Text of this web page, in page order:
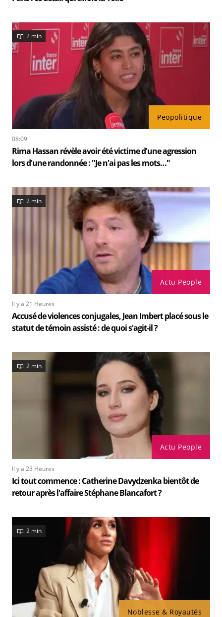
Peopolitique
2 min
08:09
Rima Hassan révèle avoir été victime d'une agression
lors d'une randonnée : "Je n'ai pas les mots…"
Actu People
2 min
Il y a 21 Heures
Accusé de violences conjugales, Jean Imbert placé sous le
statut de témoin assisté : de quoi s'agit-il ?
Actu People
2 min
Il y a 23 Heures
Ici tout commence : Catherine Davydzenka bientôt de
retour après l'affaire Stéphane Blancafort ?
Noblesse & Royautés
2 min